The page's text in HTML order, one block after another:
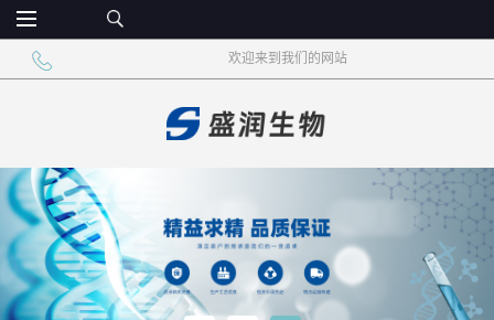
欢迎来到我们的网站